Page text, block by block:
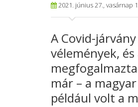
2021. június 27., vasárnap
A Covid-
vélemények,
már – a
például volt a